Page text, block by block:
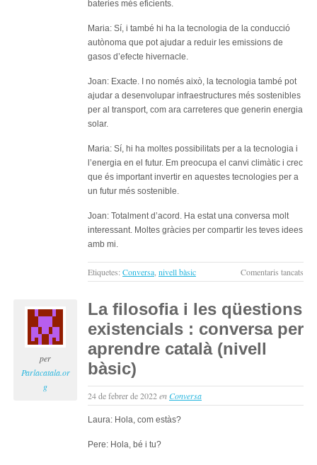
bateries més eficients.
Maria: Sí, i també hi ha la tecnologia de la conducció
autònoma que pot ajudar a reduir les emissions de
gasos d’efecte hivernacle.
Joan: Exacte. I no només això, la tecnologia també pot
ajudar a desenvolupar infraestructures més sostenibles
per al transport, com ara carreteres que generin energia
solar.
Maria: Sí, hi ha moltes possibilitats per a la tecnologia i
l’energia en el futur. Em preocupa el canvi climàtic i crec
que és important invertir en aquestes tecnologies per a
un futur més sostenible.
Joan: Totalment d’acord. Ha estat una conversa molt
interessant. Moltes gràcies per compartir les teves idees
amb mi.
Etiquetes: Conversa nivell bàsic Comentaris tancats
La
el
:
per
Parlacatala.or
g
La filosofia i les qüestions
existencials : conversa per
aprendre català (nivell
bàsic)
24 de febrer de 2022enConversa
Laura: Hola, com estàs?
Pere: Hola, bé i tu?